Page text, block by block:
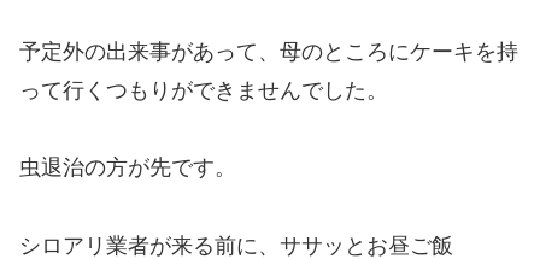
予定外の出来事があって、母のところにケーキを持
って行くつもりができませんでした。
虫退治の方が先です。
シロアリ業者が来る前に、ササッとお昼ご飯